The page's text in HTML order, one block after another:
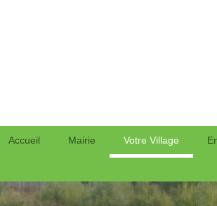
Accueil Mairie Votre Village